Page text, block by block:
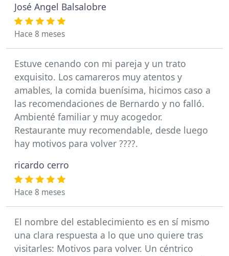
José Angel Balsalobre
Hace 8 meses
Estuve cenando con mi pareja y un trato
exquisito. Los camareros muy atentos y
amables, la comida buenísima, hicimos caso a
las recomendaciones de Bernardo y no falló.
Ambienté familiar y muy acogedor.
Restaurante muy recomendable, desde luego
hay motivos para volver ????.
ricardo cerro
Hace 8 meses
El nombre del establecimiento es en sí mismo
una clara respuesta a lo que uno quiere tras
visitarles: Motivos para volver. Un céntrico